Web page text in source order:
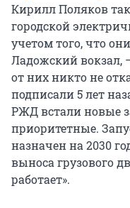
Кирилл Поляков
городской
учетом того, что
Ладожский вокзал,
от них никто не
подписали 5 лет
РЖД встали новые
приоритетные.
назначен на 2030
выноса грузового
работает».